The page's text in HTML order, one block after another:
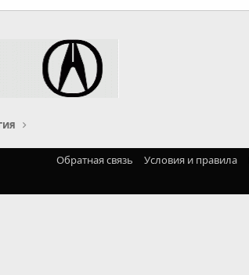
Обратная связь Условия и правила